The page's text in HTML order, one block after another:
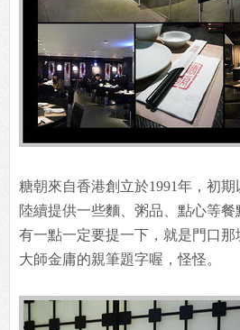
糖朝來自香港創立於1991年，初
陸續提供一些麵、粥品、點心等
有一點一定要提一下，就是門口
大師金庸的親筆題字喔，怪怪。